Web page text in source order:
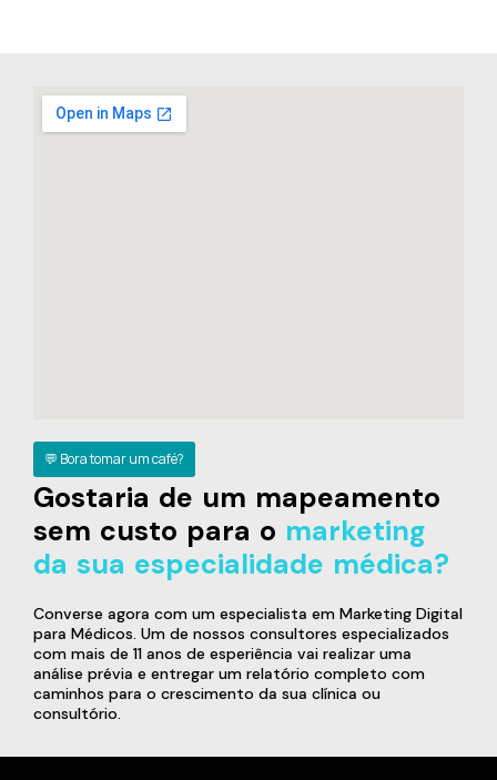
💬 Bora tomar um café?
Gostaria de um mapeamento
sem custo para o marketing
da sua especialidade médica?
Converse agora com um especialista em Marketing Digital
para Médicos. Um de nossos consultores especializados
com mais de 11 anos de esperiência vai realizar uma
análise prévia e entregar um relatório completo com
caminhos para o crescimento da sua clínica ou
consultório.